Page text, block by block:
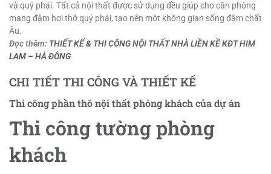
và quý phái. Tất cả nội thất được sử dụng đều giúp cho căn phòng
mang đậm hơi thở quý phái, tạo nên một không gian sống đậm chất
Âu.
Đọc thêm: THIẾT KẾ & THI CÔNG NỘI THẤT NHÀ LIỀN KỀ KĐT HIM
LAM – HÀ ĐÔNG
CHI TIẾT THI CÔNG VÀ THIẾT KẾ
Thi công phần thô nội thất phòng khách của dự án
Thi công tường phòng
khách